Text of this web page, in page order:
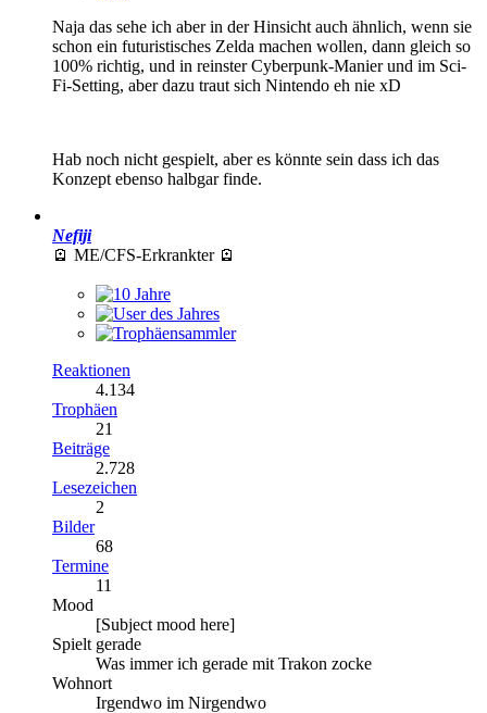
Naja das sehe ich aber in der Hinsicht auch ähnlich, wenn sie
schon ein futuristisches Zelda machen wollen, dann gleich so
100% richtig, und in reinster Cyberpunk-Manier und im Sci-
Fi-Setting, aber dazu traut sich Nintendo eh nie xD
Hab noch nicht gespielt, aber es könnte sein dass ich das
Konzept ebenso halbgar finde.
Nefiji
🪫 ME/CFS-Erkrankter 🪫
Reaktionen
4.134
Trophäen
21
Beiträge
2.728
Lesezeichen
2
Bilder
68
Termine
11
Mood
[Subject mood here]
Spielt gerade
Was immer ich gerade mit Trakon zocke
Wohnort
Irgendwo im Nirgendwo